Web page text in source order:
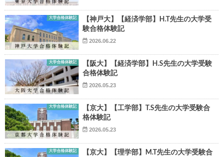
▶
大学合格体験記
【神戸大】【経済学部】H.T先生の大学受
験合格体験記
2026.06.22
大学合格体験記
【阪大】【経済学部】H.S先生の大学受験
合格体験記
2026.05.23
大学合格体験記
【京大】【工学部】T.S先生の大学受験合
格体験記
2026.05.23
大学合格体験記
【京大】【理学部】M.T先生の大学受験合